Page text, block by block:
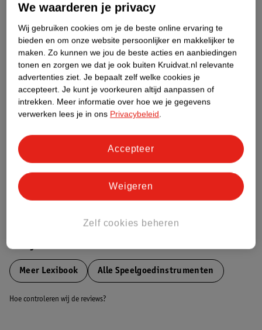
Over dit product
Productinformatie
Etiketinformatie
Nature Impact Score
Meer informatie
Bestel & Bezorginformatie
Bekijk ook
Meer Lexibook Alle Speelgoedinstrumenten
Hoe controleren wij de reviews?
We waarderen je privacy
Wij gebruiken cookies om je de beste online ervaring te
bieden en om onze website persoonlijker en makkelijker te
maken. Zo kunnen we jou de beste acties en aanbiedingen
tonen en zorgen we dat je ook buiten Kruidvat.nl relevante
advertenties ziet. Je bepaalt zelf welke cookies je
accepteert. Je kunt je voorkeuren altijd aanpassen of
intrekken. Meer informatie over hoe we je gegevens
verwerken lees je in ons Privacybeleid.
Zelf cookies beheren
Weigeren
Accepteer